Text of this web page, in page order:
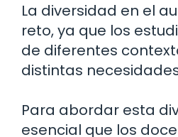
La diversidad en el
reto, ya que los
de diferentes
distintas
Para abordar esta
esencial que los